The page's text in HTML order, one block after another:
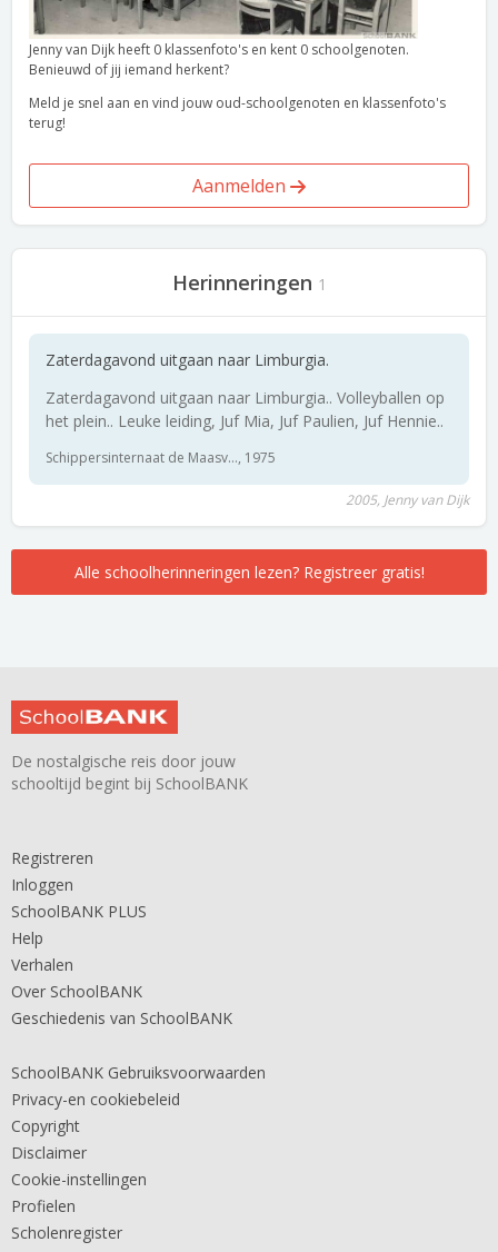
Jenny van Dijk heeft 0 klassenfoto's en kent 0 schoolgenoten.
Benieuwd of jij iemand herkent?
Meld je snel aan en vind jouw oud-schoolgenoten en klassenfoto's
terug!
Aanmelden
Herinneringen 1
Zaterdagavond uitgaan naar Limburgia.
Zaterdagavond uitgaan naar Limburgia.. Volleyballen op
het plein.. Leuke leiding, Juf Mia, Juf Paulien, Juf Hennie..
Schippersinternaat de Maasv..., 1975
2005, Jenny van Dijk
Alle schoolherinneringen lezen? Registreer gratis!
De nostalgische reis door jouw
schooltijd begint bij SchoolBANK
Registreren
Inloggen
SchoolBANK PLUS
Help
Verhalen
Over SchoolBANK
Geschiedenis van SchoolBANK
SchoolBANK Gebruiksvoorwaarden
Privacy-en cookiebeleid
Copyright
Disclaimer
Cookie-instellingen
Profielen
Scholenregister